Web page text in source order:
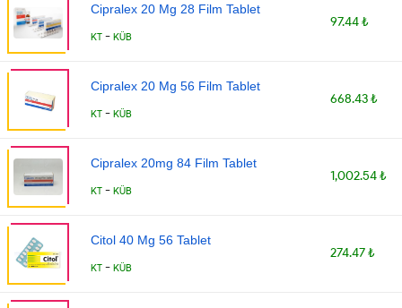
Cipralex 20 Mg 28 Film Tablet
KT - KÜB
97.44 ₺
Cipralex 20 Mg 56 Film Tablet
KT - KÜB
668.43 ₺
Cipralex 20mg 84 Film Tablet
KT - KÜB
1,002.54 ₺
Citol 40 Mg 56 Tablet
KT - KÜB
274.47 ₺